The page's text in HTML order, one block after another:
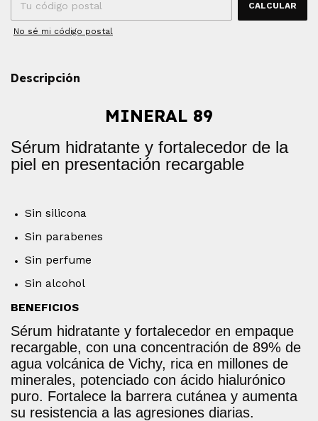
CALCULAR
No sé mi código postal
Descripción
MINERAL 89
Sérum hidratante y fortalecedor de la
piel en presentación recargable
Sin silicona
Sin parabenes
Sin perfume
Sin alcohol
BENEFICIOS
Sérum hidratante y fortalecedor en empaque
recargable, con una concentración de 89% de
agua volcánica de Vichy, rica en millones de
minerales, potenciado con ácido hialurónico
puro. Fortalece la barrera cutánea y aumenta
su resistencia a las agresiones diarias.